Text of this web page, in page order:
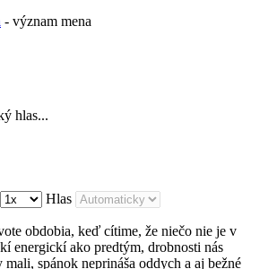
- význam mena
hlas...
Hlas
obdobia, keď cítime, že niečo nie je v
energickí ako predtým, drobnosti nás
spánok neprináša oddych a aj bežné